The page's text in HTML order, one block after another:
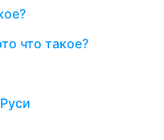
что такое?